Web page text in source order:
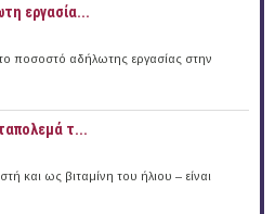
εργασία...
το ποσοστό αδήλωτης εργασίας στην
τ...
και ως βιταμίνη του ήλιου – είναι